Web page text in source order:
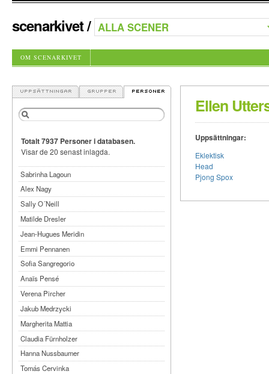
scenarkivet/
OM SCENARKIVET
Ellen
Uppsättningar:
Eklektisk
Head
Pjong Spox
Totalt 7937 Personer i databasen.
Visar de 20 senast inlagda.
Sabrinha Lagoun
Alex Nagy
Sally O´Neill
Matilde Dresler
Jean-Hugues Meridin
Emmi Pennanen
Sofia Sangregorio
Anaïs Pensé
Verena Pircher
Jakub Medrzycki
Margherita Mattia
Claudia Fürnholzer
Hanna Nussbaumer
Tomás Cervinka